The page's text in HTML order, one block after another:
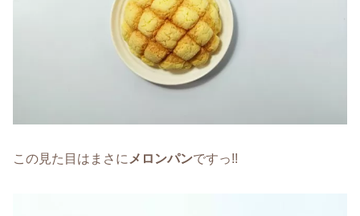
この見た目はまさに メロンパンですっ!!